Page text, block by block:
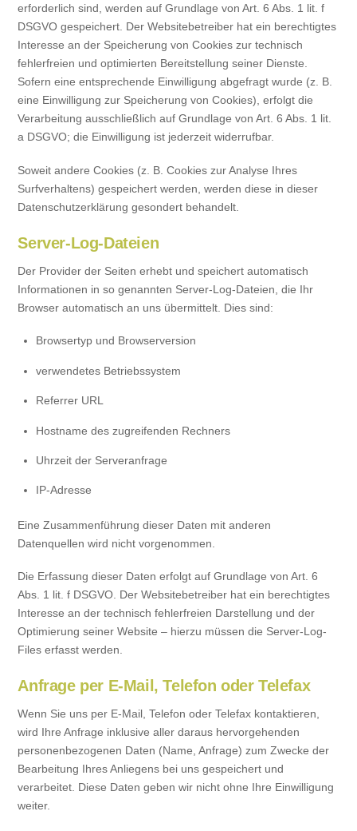
erforderlich sind, werden auf Grundlage von Art. 6 Abs. 1 lit. f
DSGVO gespeichert. Der Websitebetreiber hat ein berechtigtes
Interesse an der Speicherung von Cookies zur technisch
fehlerfreien und optimierten Bereitstellung seiner Dienste.
Sofern eine entsprechende Einwilligung abgefragt wurde (z. B.
eine Einwilligung zur Speicherung von Cookies), erfolgt die
Verarbeitung ausschließlich auf Grundlage von Art. 6 Abs. 1 lit.
a DSGVO; die Einwilligung ist jederzeit widerrufbar.
Soweit andere Cookies (z. B. Cookies zur Analyse Ihres
Surfverhaltens) gespeichert werden, werden diese in dieser
Datenschutzerklärung gesondert behandelt.
Server-Log-Dateien
Der Provider der Seiten erhebt und speichert automatisch
Informationen in so genannten Server-Log-Dateien, die Ihr
Browser automatisch an uns übermittelt. Dies sind:
Browsertyp und Browserversion
verwendetes Betriebssystem
Referrer URL
Hostname des zugreifenden Rechners
Uhrzeit der Serveranfrage
IP-Adresse
Eine Zusammenführung dieser Daten mit anderen
Datenquellen wird nicht vorgenommen.
Die Erfassung dieser Daten erfolgt auf Grundlage von Art. 6
Abs. 1 lit. f DSGVO. Der Websitebetreiber hat ein berechtigtes
Interesse an der technisch fehlerfreien Darstellung und der
Optimierung seiner Website – hierzu müssen die Server-Log-
Files erfasst werden.
Anfrage per E-Mail, Telefon oder Telefax
Wenn Sie uns per E-Mail, Telefon oder Telefax kontaktieren,
wird Ihre Anfrage inklusive aller daraus hervorgehenden
personenbezogenen Daten (Name, Anfrage) zum Zwecke der
Bearbeitung Ihres Anliegens bei uns gespeichert und
verarbeitet. Diese Daten geben wir nicht ohne Ihre Einwilligung
weiter.